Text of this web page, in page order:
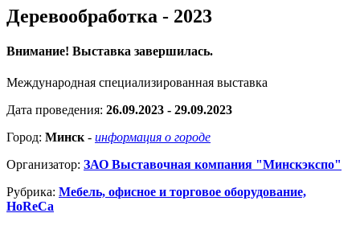
Деревообработка - 2023
Внимание! Выставка завершилась.
Международная специализированная выставка
Дата проведения: 26.09.2023 - 29.09.2023
Город: Минск - информация о городе
Организатор: ЗАО Выставочная компания "Минскэкспо"
Рубрика: Мебель, офисное и торговое оборудование,
HoReCa